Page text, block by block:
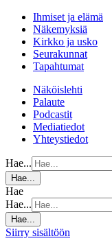
Ihmiset ja elämä
Näkemyksiä
Kirkko ja usko
Seurakunnat
Tapahtumat
Näköislehti
Palaute
Podcastit
Mediatiedot
Yhteystiedot
Hae...
Hae...
Hae
Hae...
Hae...
Siirry sisältöön